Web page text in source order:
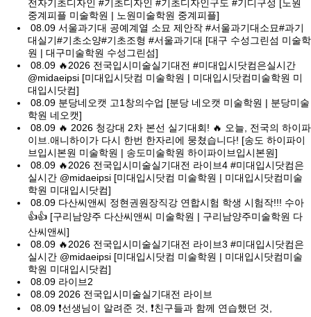
전자기초디자인 #기초디자인 #기초디자인구도 #기디구성 [노원
중계피플 미술학원 | 노원미술학원 중계피플]
08.09 서울과기대 공예계열 소묘 제안작 #서울과기대소묘#과기
대실기#기초소양#기초조형 #서울과기대 [대구 수성그린섬 미술학
원 | 대구미술학원 수성그린섬]
08.09 🔥2026 전국입시미술실기대전 #미대입시닷컴은실시간
@midaeipsi [미대입시닷컴 미술학원 | 미대입시닷컴미술학원 미
대입시닷컴]
08.09 분당네오캣 고1창의수업 [분당 네오캣 미술학원 | 분당미술
학원 네오캣]
08.09 🔥 2026 청강대 2차 본선 실기대회! 🔥 오늘, 전국의 하이파
이브.애니하이가 다시 한번 한자리에 뭉쳤습니다! [송도 하이파이
브입시본원 미술학원 | 송도미술학원 하이파이브입시본원]
08.09 🔥2026 전국입시미술실기대전 라이브4 #미대입시닷컴은
실시간 @midaeipsi [미대입시닷컴 미술학원 | 미대입시닷컴미술
학원 미대입시닷컴]
08.09 다산씨앤씨 정현권원장직강 연합시험 학생 시험작!!! 수아
👍👍 [구리남양주 다산씨앤씨 미술학원 | 구리남양주미술학원 다
산씨앤씨]
08.09 🔥2026 전국입시미술실기대전 라이브3 #미대입시닷컴은
실시간 @midaeipsi [미대입시닷컴 미술학원 | 미대입시닷컴미술
학원 미대입시닷컴]
08.09 라이브2
08.09 2026 전국입시미술실기대전 라이브
08.09 ❗️선생님이 알려준 것, ❗️친구들과 함께 연습했던 것,